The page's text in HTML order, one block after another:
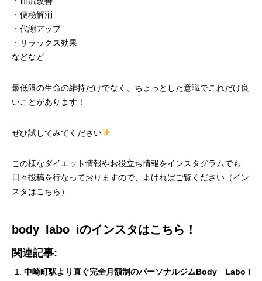
・便秘解消
・代謝アップ
・リラックス効果
などなど
最低限の生命の維持だけでなく、ちょっとした意識でこれだけ良
いことがあります！
ぜひ試してみてください
この様なダイエット情報やお役立ち情報をインスタグラムでも
日々投稿を行なっておりますので、よければご覧ください（イン
スタはこちら ）
body_labo_iのインスタはこちら！
関連記事:
中崎町駅より直ぐ完全月額制のパーソナルジムBody Labo I